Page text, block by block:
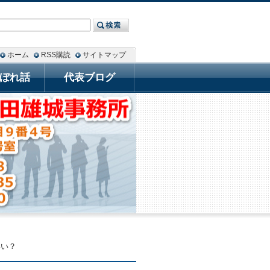
？
ホーム RSS購読 サイトマップ
れ話 代表ブログ